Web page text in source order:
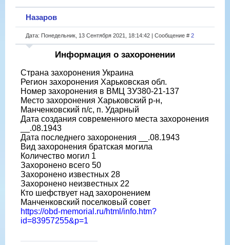
Назаров
Дата: Понедельник, 13 Сентября 2021, 18:14:42 | Сообщение # 2
Информация о захоронении
Страна захоронения Украина
Регион захоронения Харьковская обл.
Номер захоронения в ВМЦ ЗУ380-21-137
Место захоронения Харьковский р-н,
Манченковский п/с, п. Ударный
Дата создания современного места захоронения
__.08.1943
Дата последнего захоронения __.08.1943
Вид захоронения братская могила
Количество могил 1
Захоронено всего 50
Захоронено известных 28
Захоронено неизвестных 22
Кто шефствует над захоронением
Манченковский поселковый совет
https://obd-memorial.ru/html/info.htm?
id=83957255&p=1